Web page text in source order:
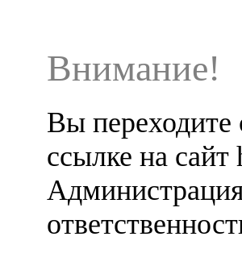
Внимание!
Вы переходите
ссылке на